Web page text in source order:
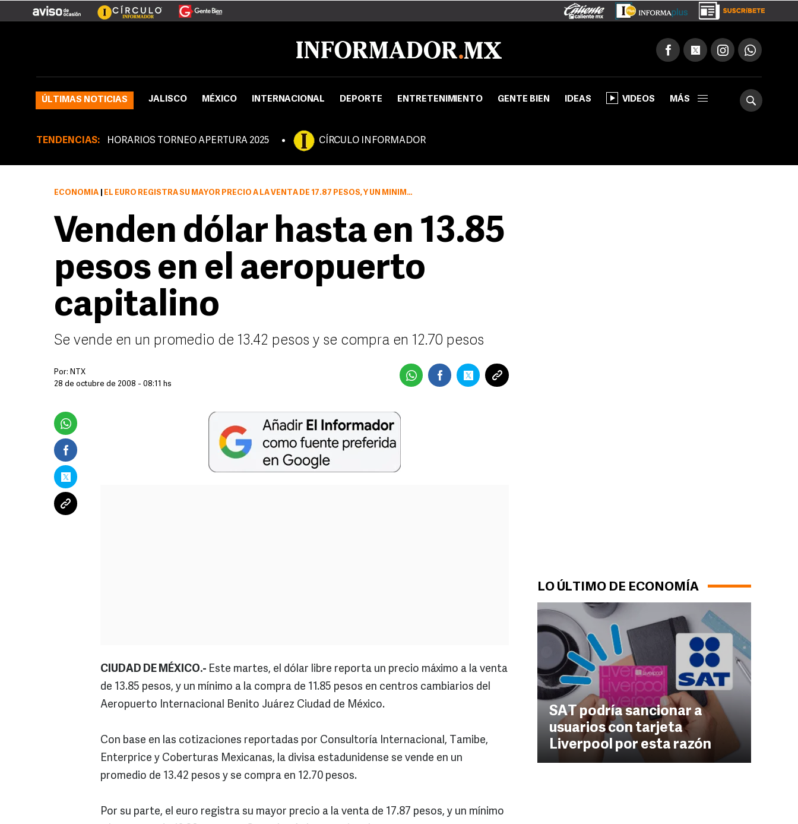
ÚLTIMAS NOTICIAS JALISCO MÉXICO INTERNACIONAL DEPORTE ENTRETENIMIENTO GENTE BIEN IDEAS VIDEOS MÁS
TENDENCIAS: HORARIOS TORNEO APERTURA 2025 CÍRCULO INFORMADOR
LO ÚLTIMO DE ECONOMÍA
SAT podría sancionar a
usuarios con tarjeta
Liverpool por esta razón
ECONOMÍA EL EURO REGISTRA SU MAYOR PRECIO A LA VENTA DE 17.87 PESOS, Y UN MÍNIMO A LA COMPRA DE 16.20 PESOS EN CONSULTORÍA INTERNACIONA
Venden dólar hasta en 13.85
pesos en el aeropuerto
capitalino
Se vende en un promedio de 13.42 pesos y se compra en 12.70 pesos
Por: NTX
28 de octubre de 2008 - 08:11 hs
CIUDAD DE MÉXICO.- Este martes, el dólar libre reporta un precio máximo a la venta
de 13.85 pesos, y un mínimo a la compra de 11.85 pesos en centros cambiarios del
Aeropuerto Internacional Benito Juárez Ciudad de México.
Con base en las cotizaciones reportadas por Consultoría Internacional, Tamibe,
Enterprice y Coberturas Mexicanas, la divisa estadunidense se vende en un
promedio de 13.42 pesos y se compra en 12.70 pesos.
Por su parte, el euro registra su mayor precio a la venta de 17.87 pesos, y un mínimo